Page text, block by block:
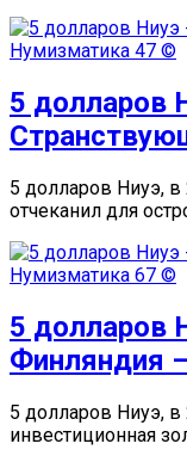
Нумизматика 47 ©
5 долларов
5 долларов Ниуэ, в
отчеканил для
Нумизматика 67 ©
5 долларов
Финляндия
5 долларов Ниуэ,
инвестиционная